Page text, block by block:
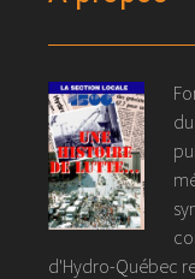
d'Hydro-Québec